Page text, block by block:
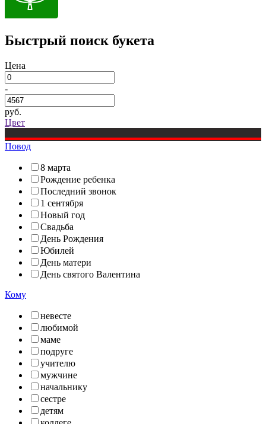
Быстрый поиск букета
Цена
-
руб.
Цвет
Повод
8 марта
Рождение ребенка
Последний звонок
1 сентября
Новый год
Свадьба
День Рождения
Юбилей
День матери
День святого Валентина
Кому
невесте
любимой
маме
подруге
учителю
мужчине
начальнику
сестре
детям